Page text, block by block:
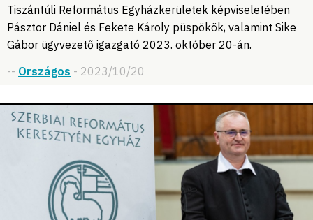
Tiszántúli Református Egyházkerületek képviseletében
Pásztor Dániel és Fekete Károly püspökök, valamint Sike
Gábor ügyvezető igazgató 2023. október 20-án.
-- Országos - 2023/10/20